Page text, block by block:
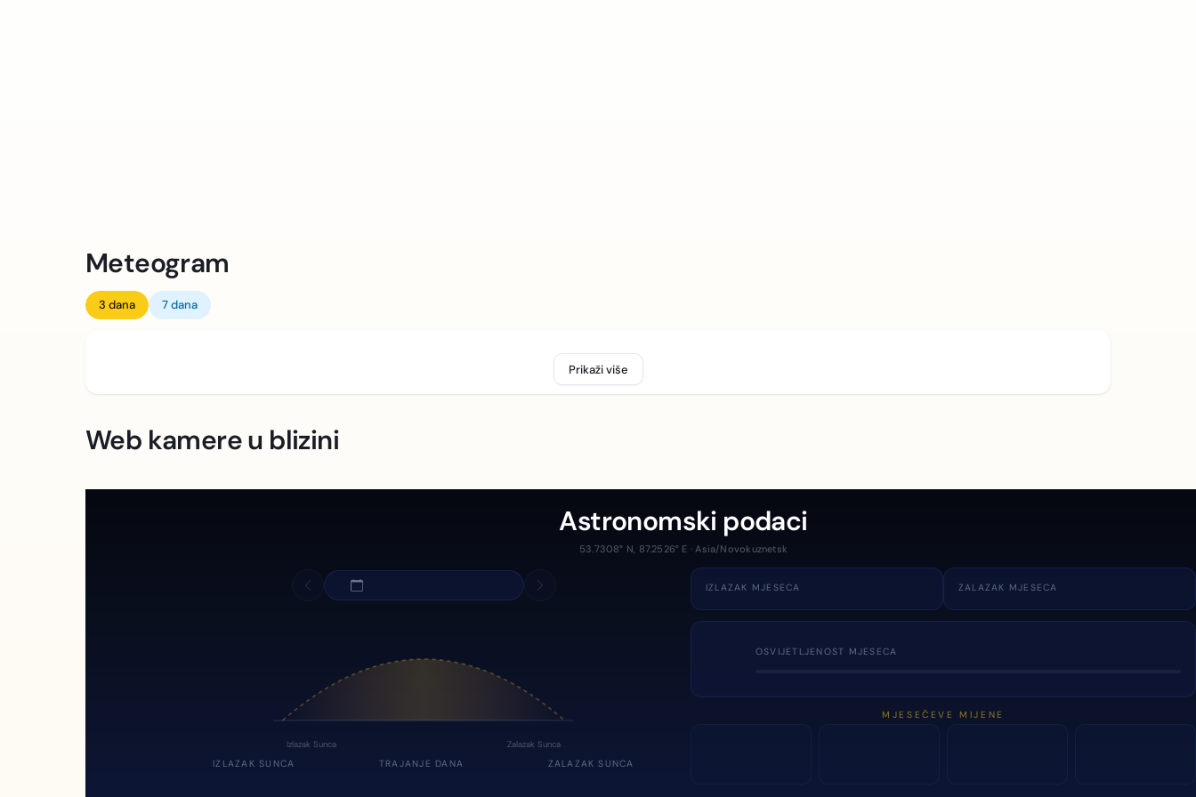
Meteogram
3 dana 7 dana
Prikaži više
Web kamere u blizini
Astronomski podaci
53.7308° N, 87.2526° E · Asia/Novokuznetsk
Izlazak Sunca Zalazak Sunca
IZLAZAK SUNCA TRAJANJE DANA ZALAZAK SUNCA
IZLAZAK MJESECA ZALAZAK MJESECA
OSVIJETLJENOST MJESECA
MJESEČEVE MIJENE